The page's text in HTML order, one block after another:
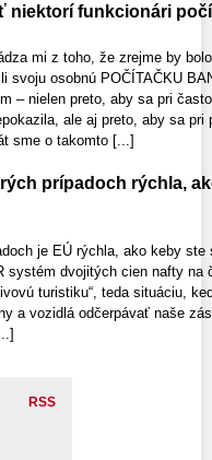
niektorí funkcionári
mi z toho, že zrejme by
svoju osobnú POČÍTAČKU
– nielen preto, aby sa pri
ale aj preto, aby sa
sme o takomto [...]
prípadoch rýchla,
je EÚ rýchla, ako keby ste
systém dvojitých cien nafty na
turistiku“, teda situáciu,
a vozidlá odčerpávať naše
RSS